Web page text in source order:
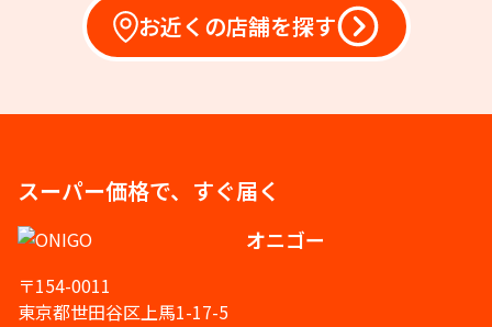
お近くの店舗を探す
スーパー価格で、すぐ届く
オニゴー
〒154-0011
東京都世田谷区上馬1-17-5